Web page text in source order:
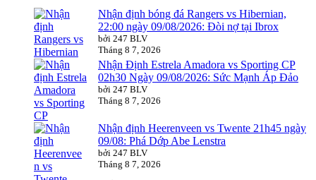
Nhận định bóng đá Rangers vs Hibernian,
22:00 ngày 09/08/2026: Đòi nợ tại Ibrox
bởi 247 BLV
Tháng 8 7, 2026
Nhận Định Estrela Amadora vs Sporting CP
02h30 Ngày 09/08/2026: Sức Mạnh Áp Đảo
bởi 247 BLV
Tháng 8 7, 2026
Nhận định Heerenveen vs Twente 21h45 ngày
09/08: Phá Dớp Abe Lenstra
bởi 247 BLV
Tháng 8 7, 2026